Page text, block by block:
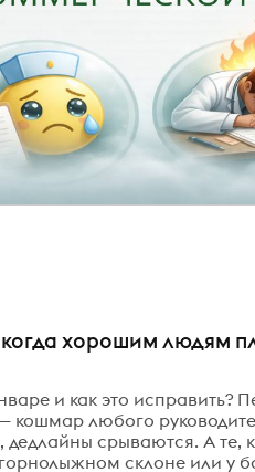
хорошим людям
и как это исправить?
кошмар любого
дедлайны срываются. А те,
склоне или у